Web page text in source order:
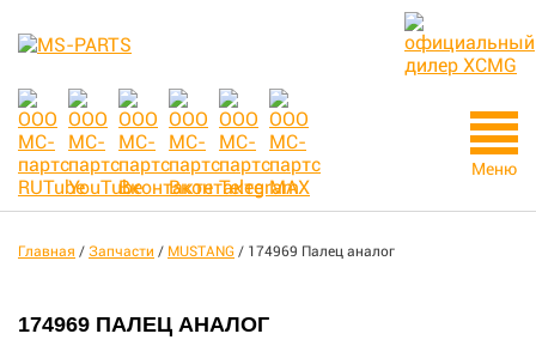
Меню
Главная / Запчасти / MUSTANG / 174969 Палец аналог
174969 ПАЛЕЦ АНАЛОГ